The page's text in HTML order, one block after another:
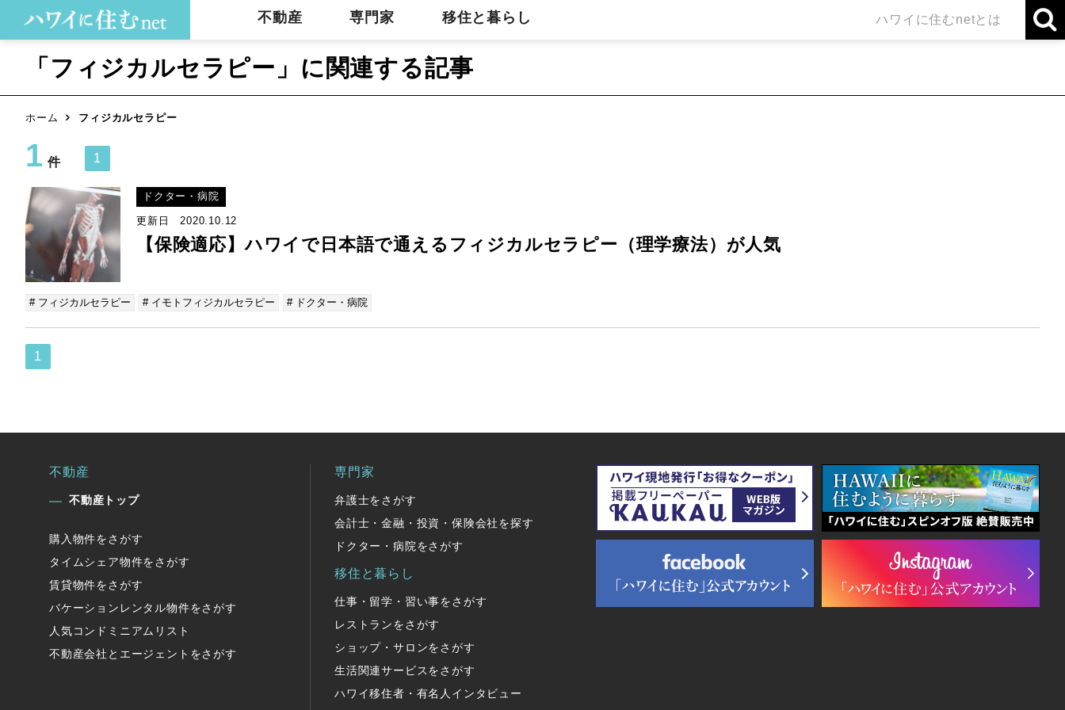
不動産 専門家 移住と暮らし ハワイに住むnetとは
「フィジカルセラピー」に関連する記事
ホーム フィジカルセラピー
1 件 1
ドクター・病院
更新日 2020.10.12
【保険適応】ハワイで日本語で通えるフィジカルセラピー（理学療法）が人気
# フィジカルセラピー # イモトフィジカルセラピー # ドクター・病院
1
不動産
不動産トップ
購入物件をさがす
タイムシェア物件をさがす
賃貸物件をさがす
バケーションレンタル物件をさがす
人気コンドミニアムリスト
不動産会社とエージェントをさがす
専門家
弁護士をさがす
会計士・金融・投資・保険会社を探す
ドクター・病院をさがす
移住と暮らし
仕事・留学・習い事をさがす
レストランをさがす
ショップ・サロンをさがす
生活関連サービスをさがす
ハワイ移住者・有名人インタビュー